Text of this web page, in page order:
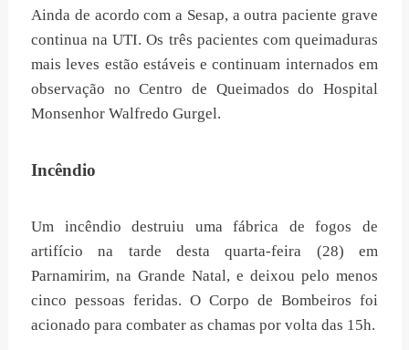
Ainda de acordo com a Sesap, a outra paciente grave
continua na UTI. Os três pacientes com queimaduras
mais leves estão estáveis e continuam internados em
observação no Centro de Queimados do Hospital
Monsenhor Walfredo Gurgel.
Incêndio
Um incêndio destruiu uma fábrica de fogos de
artifício na tarde desta quarta-feira (28) em
Parnamirim, na Grande Natal, e deixou pelo menos
cinco pessoas feridas. O Corpo de Bombeiros foi
acionado para combater as chamas por volta das 15h.